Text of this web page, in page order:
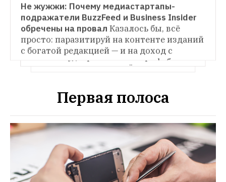
БУДУЩЕЕ
Никогда наступит завтра: Как устроена
экономика телевидения будущего
Генеральный продюсер SecondScreen.ru
Аскар Туганбаев рассказывает, по каким
законам будет работать ТВ через
считанные годы и чем всё это
Не жужжи: Почему медиастартапы-
подражатели BuzzFeed и Business Insider
обречены на провал Казалось бы, всё
просто: паразитируй на контенте изданий
с богатой редакцией — и на доход с
рекламы откроешь свою медиафабрику.
Первая полоса